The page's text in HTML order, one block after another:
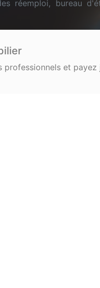
réemploi, bureau
et payez